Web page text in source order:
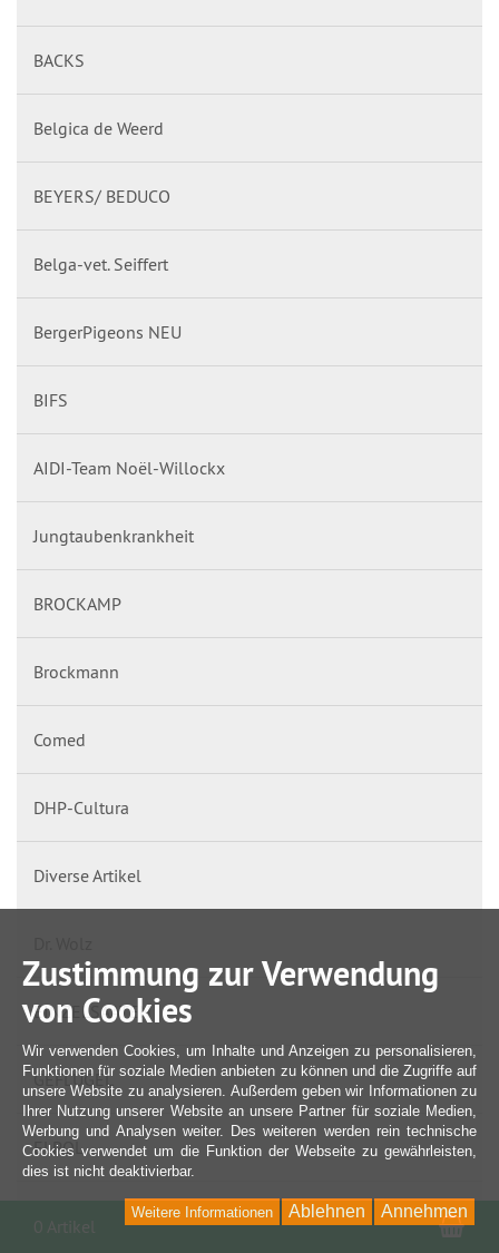
BACKS
Belgica de Weerd
BEYERS/ BEDUCO
Belga-vet. Seiffert
BergerPigeons NEU
BIFS
AIDI-Team Noël-Willockx
Jungtaubenkrankheit
BROCKAMP
Brockmann
Comed
DHP-Cultura
Diverse Artikel
EINZELSAATEN
GEFLÜGEL
ELPOL
Zustimmung zur Verwendung
von Cookies
Wir verwenden Cookies, um Inhalte und Anzeigen zu personalisieren,
Funktionen für soziale Medien anbieten zu können und die Zugriffe auf
unsere Website zu analysieren. Außerdem geben wir Informationen zu
Ihrer Nutzung unserer Website an unsere Partner für soziale Medien,
Werbung und Analysen weiter. Des weiteren werden rein technische
Cookies verwendet um die Funktion der Webseite zu gewährleisten,
dies ist nicht deaktivierbar.
Annehmen
Ablehnen
Weitere Informationen